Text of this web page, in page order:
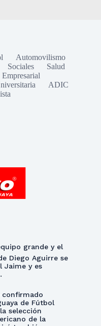
Automovilismo
Sociales
Salud
Empresarial
ADIC
grande y el
Diego Aguirre se
Jaime y es
confirmado
de Fútbol
selección
de la